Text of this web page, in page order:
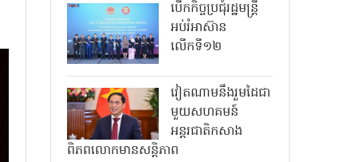
បើកកិច្ចប្រជុំរដ្ឋមន្ត្រី
អប់រំអាស៊ាន
លើកទី១២
វៀតណាមនឹងរួមដៃជា
មួយសហគមន៍
អន្តរជាតិកសាង
ពិភពលោកមានសន្តិភាព